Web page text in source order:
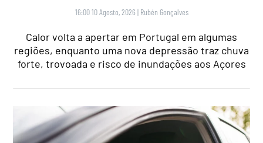
16:00 10 Agosto, 2026 | Rubén Gonçalves
Calor volta a apertar em Portugal em algumas
regiões, enquanto uma nova depressão traz chuva
forte, trovoada e risco de inundações aos Açores